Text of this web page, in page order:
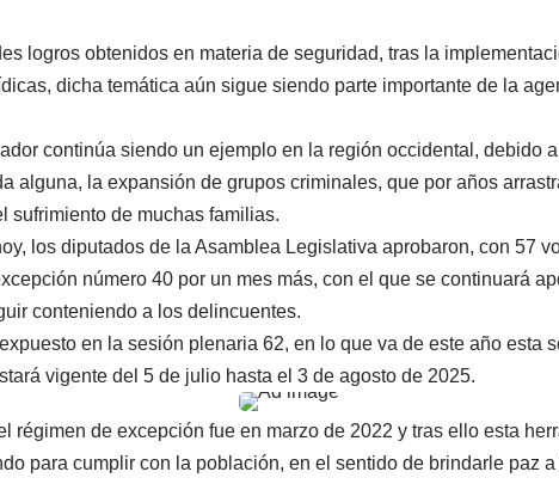
logros obtenidos en materia de seguridad, tras la
dicha temática aún sigue siendo parte importante de la
continúa siendo un ejemplo en la región occidental, debido
alguna, la expansión de grupos criminales, que por años
sufrimiento de muchas familias.
los diputados de la Asamblea Legislativa aprobaron, con 57
número 40 por un mes más, con el que se continuará
conteniendo a los delincuentes.
en la sesión plenaria 62, en lo que va de este año esta
vigente del 5 de julio hasta el 3 de agosto de 2025.
régimen de excepción fue en marzo de 2022 y tras ello esta
para cumplir con la población, en el sentido de brindarle paz